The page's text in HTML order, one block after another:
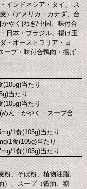
インドネシア・タイ、[ス
）/アメリカ・カナダ、合
やく]ねぎ/中国、味付合
日本・ブラジル、揚げ玉
・オーストラリア・日
ープ・味付合鴨肉・揚げ
当たり
当たり
当たり
ん・かやく・スープ含
1食(105g)当たり
1食(105g)当たり
1食(105g)当たり
粉、そば粉、植物油脂、
）、スープ（醤油、糖